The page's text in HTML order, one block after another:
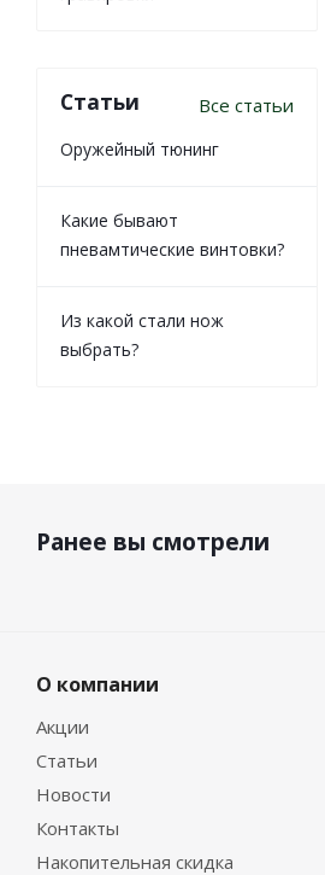
Статьи Все статьи
Оружейный тюнинг
Какие бывают
пневамтические винтовки?
Из какой стали нож
выбрать?
Ранее вы смотрели
О компании
Акции
Статьи
Новости
Контакты
Накопительная скидка